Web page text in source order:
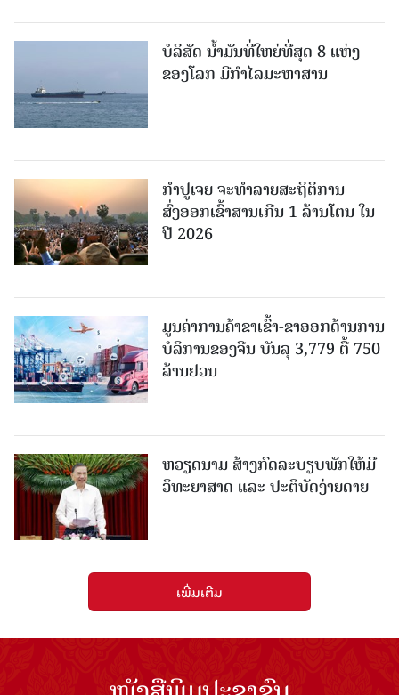
ບໍລິສັດ ນ້ຳມັນທີ່ໃຫຍ່ທີ່ສຸດ 8 ແຫ່ງ
ຂອງໂລກ ມີກຳໄລມະຫາສານ
ກຳປູເຈຍ ຈະທຳລາຍສະຖິຕິການ
ສົ່ງອອກເຂົ້າສານເກີນ 1 ລ້ານໂຕນ ໃນ
ປີ 2026
ມູນຄ່າການຄ້າຂາເຂົ້າ-ຂາອອກດ້ານການ
ບໍລິການຂອງຈີນ ບັນລຸ 3,779 ຕື້ 750
ລ້ານຢວນ
ຫວຽດນາມ ສ້າງກົດລະບຽບພັກໃຫ້ມີ
ວິທະຍາສາດ ແລະ ປະຕິບັດງ່າຍດາຍ
ເພີ່ມເຕີມ